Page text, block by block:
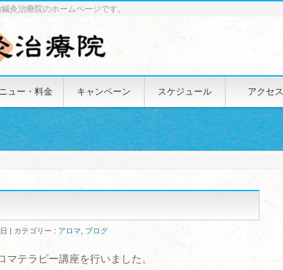
灸治療院のホームページです。
ュー・料金 キャンペーン スケジュール アクセス
カテゴリー : アロマ ブログ
テラピー講座を行いました。